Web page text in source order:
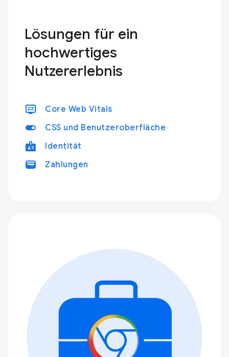
Lösungen für ein
hochwertiges
Nutzererlebnis
display_settings Core Web Vitals
toggle_on CSS und Benutzeroberfläche
badge Identität
wallet Zahlungen